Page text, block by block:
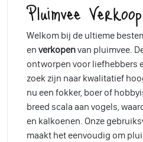
Pluimvee
Welkom bij de ultieme
en verkopenvan pluimvee.
ontworpen voor liefhebbers
zoek zijn naar kwalitatief
nu een fokker, boer of
breed scala aan vogels,
en kalkoenen. Onze
maakt het eenvoudig om